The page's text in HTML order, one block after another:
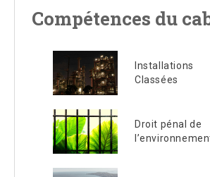
Compétences du
Installations
Classées
Droit pénal de